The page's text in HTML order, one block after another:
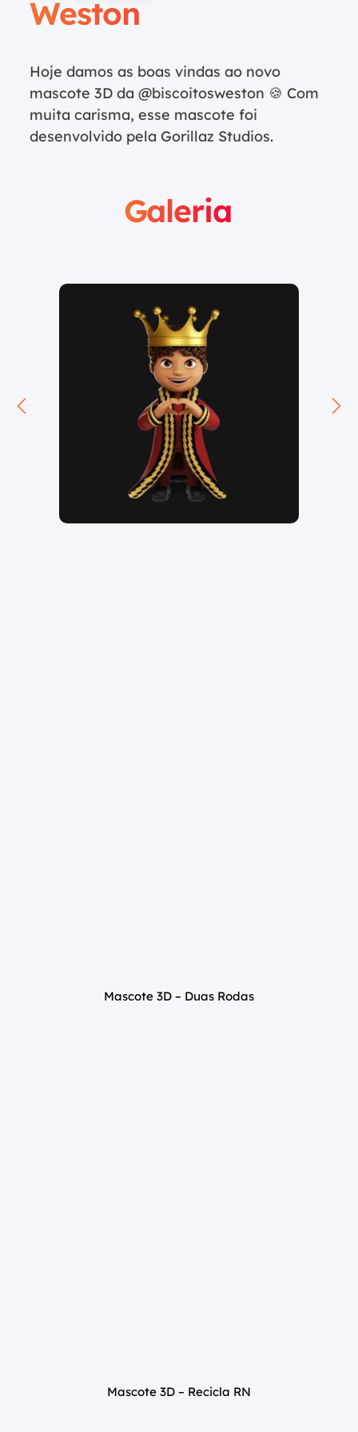
Weston
Hoje damos as boas vindas ao novo
mascote 3D da @biscoitosweston 🍪 Com
muita carisma, esse mascote foi
desenvolvido pela Gorillaz Studios.
Galeria
Mascote 3D – Duas Rodas
Mascote 3D – Recicla RN